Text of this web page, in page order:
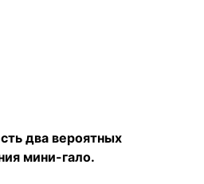
два вероятных
мини-гало.